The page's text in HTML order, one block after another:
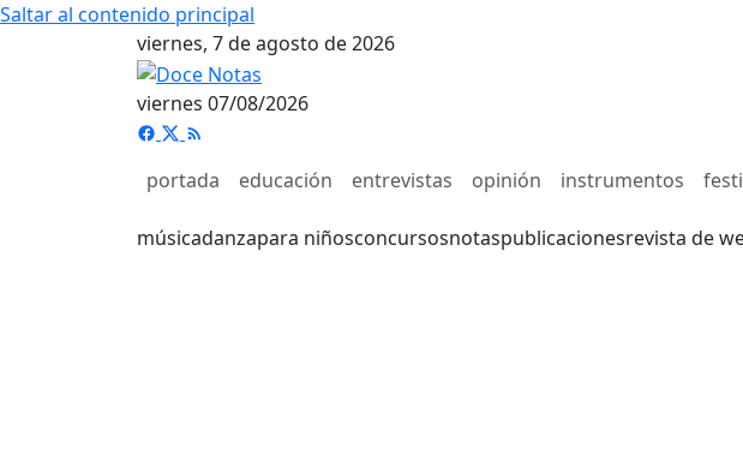
Saltar al contenido principal
viernes, 7 de agosto de 2026
viernes 07/08/2026
portada educación entrevistas opinión instrumentos
músicadanzapara niñosconcursosnotaspublicacionesrevista de